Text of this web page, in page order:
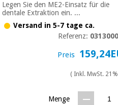
Legen Sie den ME2-Einsatz für die
dentale Extraktion ein. ...
Versand in 5-7 tage ca.
Referenz:
Preis
( Inkl. MwSt.
Menge